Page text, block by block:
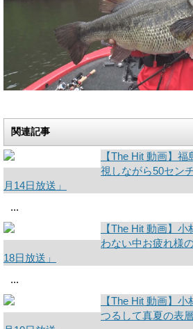
関連記事
【The Hit 動画】
視しながら50セン
月14日放送」
...
【The Hit 動画】
わない中お疲れ様
18日放送」
...
【The Hit 動画】
つるして真夏の表